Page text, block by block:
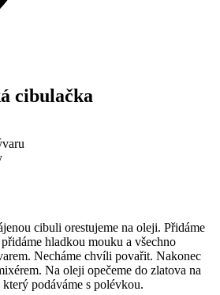
cibulačka
cibuli orestujeme na oleji. Přidáme
hladkou mouku a všechno
Necháme chvíli povařit. Nakonec
Na oleji opečeme do zlatova na
podáváme s polévkou.